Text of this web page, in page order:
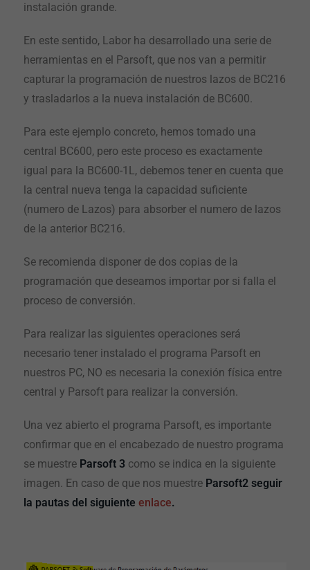
instalación grande.
En este sentido, Labor ha desarrollado una serie de
herramientas en el Parsoft, que nos van a permitir
capturar la programación de nuestros lazos de BC216
y trasladarlos a la nueva instalación de BC600.
Para este ejemplo concreto, hemos tomado una
central BC600, pero este proceso es exactamente
igual para la BC600-1L, debemos tener en cuenta que
la central nueva tenga la capacidad suficiente
(numero de Lazos) para absorber el numero de lazos
de la anterior BC216.
Se recomienda disponer de dos copias de la
programación que deseamos importar por si falla el
proceso de conversión.
Para realizar las siguientes operaciones será
necesario tener instalado el programa Parsoft en
nuestros PC, NO es necesaria la conexión física entre
central y Parsoft para realizar la conversión.
Una vez abierto el programa Parsoft, es importante
confirmar que en el encabezado de nuestro programa
se muestre Parsoft 3 como se indica en la siguiente
imagen. En caso de que nos muestre Parsoft2 seguir
la pautas del siguiente enlace.